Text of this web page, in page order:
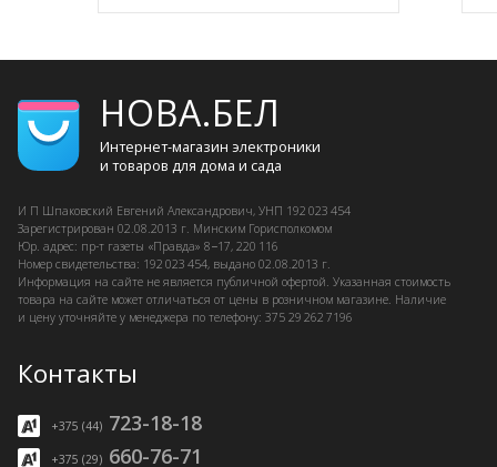
НОВА.БЕЛ
Интернет-магазин электроники
и товаров для дома и сада
И П Шпаковский Евгений Александрович, УНП 192 023 454
Зарегистрирован 02.08.2013 г. Минским Горисполкомом
Юр. адрес: пр-т газеты «Правда» 8−17, 220 116
Номер свидетельства: 192 023 454, выдано 02.08.2013 г.
Информация на сайте не является публичной офертой. Указанная стоимость
товара на сайте может отличаться от цены в розничном магазине. Наличие
и цену уточняйте у менеджера по телефону: 375 29 262 7196
Контакты
+375 (44) 723-18-18
+375 (29) 660-76-71